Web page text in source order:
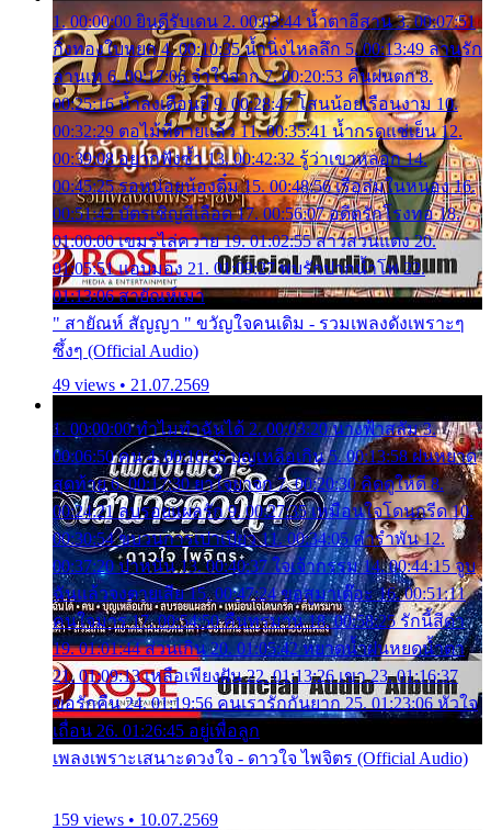
1. 00:00:00 ยินดีรับเดน 2. 00:03:44 น้ำตาอีสาน 3. 00:07:51
กิ่งทองใบหยก 4. 00:10:35 น้ำนิ่งไหลลึก 5. 00:13:49 ลานรัก
ลานเท 6. 00:17:06 จำใจจาก 7. 00:20:53 คืนฝนตก 8.
00:25:16 น้ำลงเดือนยี่ 9. 00:28:47 โสนน้อยเรือนงาม 10.
00:32:29 ตอไม้ที่ตายแล้ว 11. 00:35:41 น้ำกรดแช่เย็น 12.
00:39:08 อยากฟังซ้ำ 13. 00:42:32 รู้ว่าเขาหลอก 14.
00:45:25 รอหน่อยน้องติ๋ม 15. 00:48:56 เรือล่มในหนอง 16.
00:51:43 บัตรเชิญสีเลือด 17. 00:56:07 อดีตรักโรงทอ 18.
01:00:00 เขมรไล่ควาย 19. 01:02:55 สาวสวนแตง 20.
01:05:51 แอบมอง 21. 01:09:27 พบรักปากน้ำโพ 22.
01:13:06 สายัณห์เมา
" สายัณห์ สัญญา " ขวัญใจคนเดิม - รวมเพลงดังเพราะๆ
ซึ้งๆ (Official Audio)
49 views • 21.07.2569
1. 00:00:00 ทำไมทำฉันได้ 2. 00:03:20 นางฟ้าสลัม 3.
00:06:50 คน 4. 00:10:36 บุญเหลือเกิน 5. 00:13:58 ฝนหยาด
สุดท้าย 6. 00:17:30 ยาใจยาจก 7. 00:20:30 คิดดูให้ดี 8.
00:24:21 ลบรอยแผลรัก 9. 00:27:35 เหมือนใจโดนกรีด 10.
00:30:54 ขบวนการเปาเปียว 11. 00:34:05 คำรำพัน 12.
00:37:20 ปาหนัน 13. 00:40:37 ใจเจ้ากรรม 14. 00:44:15 จูบ
ฉันแล้วจงตายเสีย 15. 00:47:24 ขอสูมาเต๊อะ 16. 00:51:11
คนใจมาร 17. 00:54:50 คืนทรมาน 18. 00:58:25 รักนี้สีดำ
19. 01:01:44 ส่วนเกิน 20. 01:05:42 หยาดน้ำฝนหยดน้ำตา
21. 01:09:13 เหลือเพียงฝัน 22. 01:13:26 เขา 23. 01:16:37
ขอรักคืน 24. 01:19:56 คนเรารักกันยาก 25. 01:23:06 หัวใจ
เถื่อน 26. 01:26:45 อยู่เพื่อลูก
เพลงเพราะเสนาะดวงใจ - ดาวใจ ไพจิตร (Official Audio)
159 views • 10.07.2569